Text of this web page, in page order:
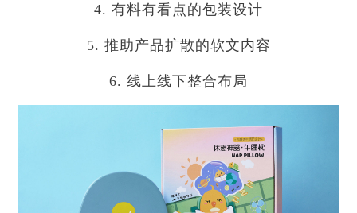
4. 有料有看点的包装设计
5. 推助产品扩散的软文内容
6. 线上线下整合布局